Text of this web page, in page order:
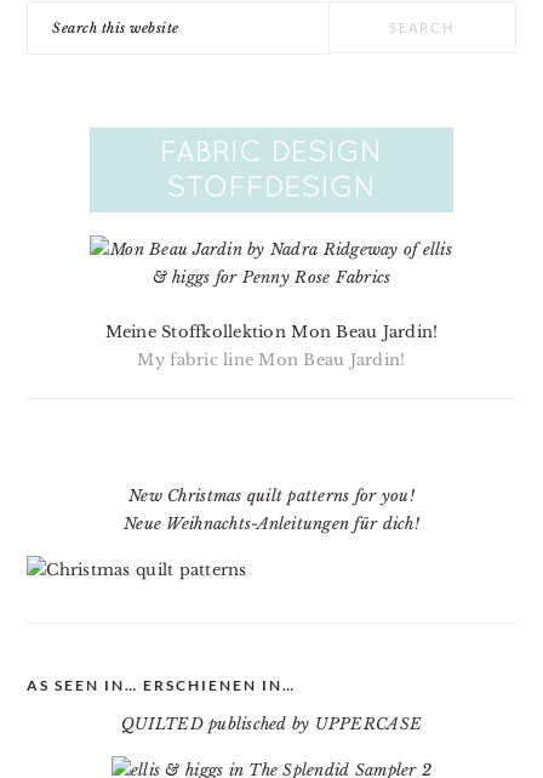
Meine Stoffkollektion Mon Beau Jardin!
My fabric line Mon Beau Jardin!
New Christmas quilt patterns for you!
Neue Weihnachts-Anleitungen für dich!
AS SEEN IN… ERSCHIENEN IN…
QUILTED publisched by UPPERCASE